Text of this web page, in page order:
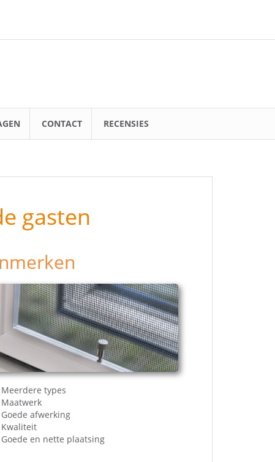
CONTACT RECENSIES
gasten
Meerdere types
Maatwerk
Goede afwerking
Kwaliteit
Goede en nette plaatsing